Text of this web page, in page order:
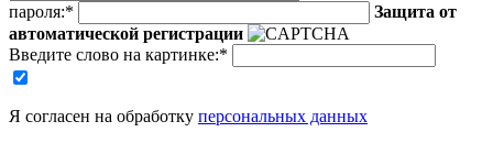
пароля:*
Защита от
автоматической регистрации
Введите слово на картинке:*
Я согласен на обработку персональных данных